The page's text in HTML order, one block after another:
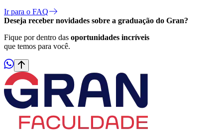
Ir para o FAQ
Deseja receber novidades sobre a graduação do Gran?
Fique por dentro das oportunidades incríveis
que temos para você.